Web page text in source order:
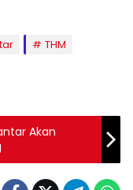
THM
Akan